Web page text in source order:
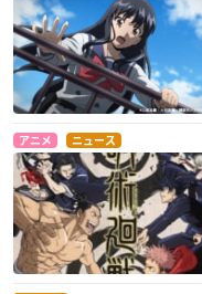
NEW GAME！
八神コウ
アニメ ニュース